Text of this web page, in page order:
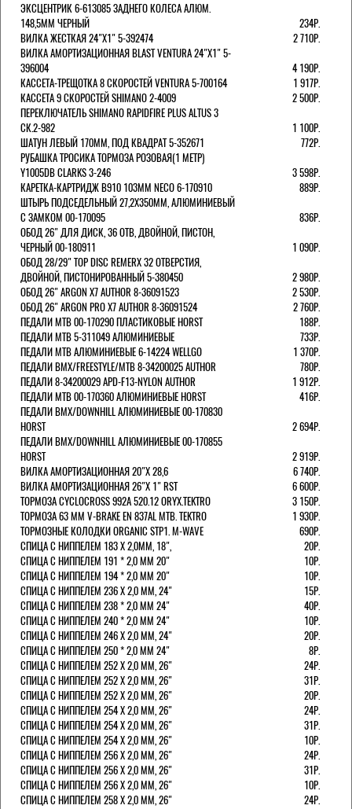
ЭКСЦЕНТРИК 6-613085 ЗАДНЕГО КОЛЕСА АЛЮМ.
148,5ММ ЧЕРНЫЙ
234Р.
ВИЛКА ЖЕСТКАЯ 24"Х1" 5-392474
2 710Р.
ВИЛКА АМОРТИЗАЦИОННАЯ BLAST VENTURA 24"Х1" 5-
396004
4 190Р.
КАССЕТА-ТРЕЩОТКА 8 СКОРОСТЕЙ VENTURA 5-700164
1 917Р.
КАССЕТА 9 СКОРОСТЕЙ SHIMANO 2-4009
2 500Р.
ПЕРЕКЛЮЧАТЕЛЬ SHIMANO RAPIDFIRE PLUS ALTUS 3
СК.2-982
1 100Р.
ШАТУН ЛЕВЫЙ 170ММ, ПОД КВАДРАТ 5-352671
772Р.
РУБАШКА ТРОСИКА ТОРМОЗА РОЗОВАЯ(1 МЕТР)
Y1005DB CLARKS 3-246
3 598Р.
КАРЕТКА-КАРТРИДЖ B910 103ММ NECO 6-170910
889Р.
ШТЫРЬ ПОДСЕДЕЛЬНЫЙ 27,2Х350ММ, АЛЮМИНИЕВЫЙ
С ЗАМКОМ 00-170095
836Р.
ОБОД 26" ДЛЯ ДИСК, 36 ОТВ, ДВОЙНОЙ, ПИСТОН,
ЧЕРНЫЙ 00-180911
1 090Р.
ОБОД 28/29" TOP DISC REMERX 32 ОТВЕРСТИЯ,
ДВОЙНОЙ, ПИСТОНИРОВАННЫЙ 5-380450
2 980Р.
ОБОД 26" ARGON X7 AUTHOR 8-36091523
2 530Р.
ОБОД 26" ARGON PRO X7 AUTHOR 8-36091524
2 760Р.
ПЕДАЛИ МТВ 00-170290 ПЛАСТИКОВЫЕ HORST
188Р.
ПЕДАЛИ MTB 5-311049 АЛЮМИНИЕВЫЕ
733Р.
ПЕДАЛИ MTB АЛЮМИНИЕВЫЕ 6-14224 WELLGO
1 370Р.
ПЕДАЛИ BMX/FREESTYLE/MTB 8-34200025 AUTHOR
780Р.
ПЕДАЛИ 8-34200029 APD-F13-NYLON AUTHOR
1 912Р.
ПЕДАЛИ МТВ 00-170360 АЛЮМИНИЕВЫЕ HORST
416Р.
ПЕДАЛИ BMX/DOWNHILL АЛЮМИНИЕВЫЕ 00-170830
HORST
2 694Р.
ПЕДАЛИ BMX/DOWNHILL АЛЮМИНИЕВЫЕ 00-170855
HORST
2 919Р.
ВИЛКА АМОРТИЗАЦИОННАЯ 20"Х 28,6
6 740Р.
ВИЛКА АМОРТИЗАЦИОННАЯ 26"Х 1" RST
6 600Р.
ТОРМОЗА CYCLOCROSS 992А 520.12 ORYX.TEKTRO
3 150Р.
ТОРМОЗА 63 ММ V-BRAKE EN 837AL MTB. TEKTRO
1 930Р.
ТОРМОЗНЫЕ КОЛОДКИ ORGANIC STP1. M-WAVE
690Р.
СПИЦА С НИППЕЛЕМ 183 Х 2,0ММ, 18",
20Р.
СПИЦА С НИППЕЛЕМ 191 * 2,0 ММ 20"
10Р.
СПИЦА С НИППЕЛЕМ 194 * 2,0 ММ 20"
10Р.
СПИЦА С НИППЕЛЕМ 236 Х 2,0 ММ, 24"
15Р.
СПИЦА С НИППЕЛЕМ 238 * 2,0 ММ 24"
40Р.
СПИЦА С НИППЕЛЕМ 240 * 2,0 ММ 24"
10Р.
СПИЦА С НИППЕЛЕМ 246 Х 2,0 ММ, 24"
20Р.
СПИЦА С НИППЕЛЕМ 250 * 2,0 ММ 24"
8Р.
СПИЦА С НИППЕЛЕМ 252 Х 2,0 ММ, 26"
24Р.
СПИЦА С НИППЕЛЕМ 252 Х 2,0 ММ, 26"
31Р.
СПИЦА С НИППЕЛЕМ 252 Х 2,0 ММ, 26"
20Р.
СПИЦА С НИППЕЛЕМ 254 Х 2,0 ММ, 26"
24Р.
СПИЦА С НИППЕЛЕМ 254 Х 2,0 ММ, 26"
31Р.
СПИЦА С НИППЕЛЕМ 254 Х 2,0 ММ, 26"
10Р.
СПИЦА С НИППЕЛЕМ 256 Х 2,0 ММ, 26"
24Р.
СПИЦА С НИППЕЛЕМ 256 Х 2,0 ММ, 26"
31Р.
СПИЦА С НИППЕЛЕМ 256 Х 2,0 ММ, 26"
10Р.
СПИЦА С НИППЕЛЕМ 258 Х 2,0 ММ, 26"
24Р.